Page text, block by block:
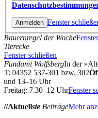
Fenster
Bauernregel der Woche
Tierecke
Fenster schließen
Fundamt WolfsbergIn der
T: 04352 537-301 bzw. 302
und 13–16 Uhr
Freitag: 7.30–12 UhrFenster
//Aktuellste BeiträgeMehr